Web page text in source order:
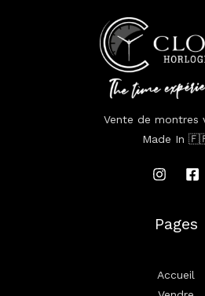
Vente de montres
Made In
Pages
Accueil